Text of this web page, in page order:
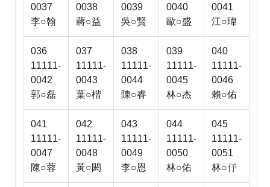
0037
李○翰
0038
蔣○益
0039
吳○賢
0040
歐○盛
0041
江○瑋
036
11111-
0042
郭○磊
037
11111-
0043
葉○楷
038
11111-
0044
陳○睿
039
11111-
0045
林○杰
040
11111-
0046
賴○佑
041
11111-
0047
陳○蓉
042
11111-
0048
黃○閎
043
11111-
0049
李○恩
044
11111-
0050
林○佑
045
11111-
0051
林○